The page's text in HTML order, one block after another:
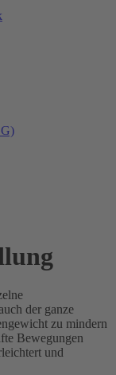
der ganze
zu mindern
Bewegungen
und